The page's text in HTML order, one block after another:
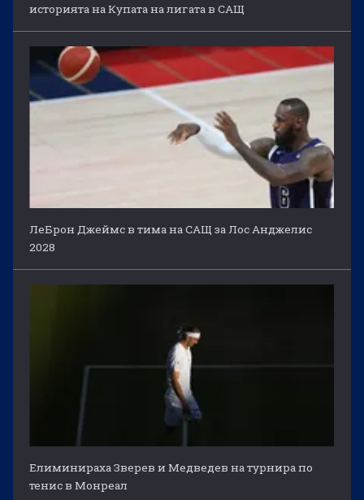
историята на Купата на лигата в САЩ
ЛеБрон Джеймс в тима на САЩ за Лос Анджелис
2028
Елиминираха Зверев и Медведев на турнира по
тенис в Монреал